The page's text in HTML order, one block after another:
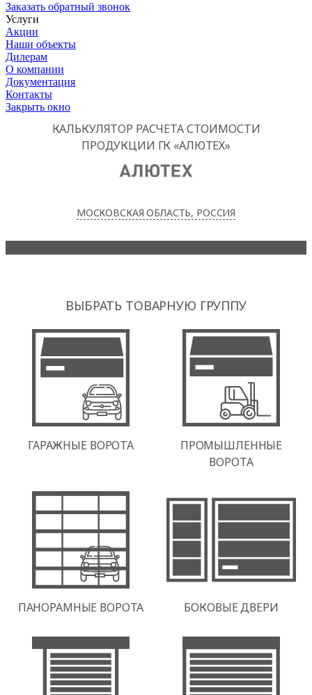
Заказать обратный звонок
Услуги
Акции
Наши объекты
Дилерам
О компании
Документация
Контакты
Закрыть окно